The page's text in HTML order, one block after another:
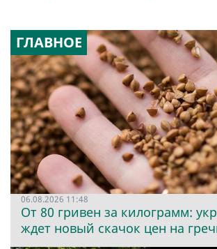
ГЛАВНОЕ
06.08.2026 11:48
От 80 гривен за килограмм:
ждет новый скачок цен на